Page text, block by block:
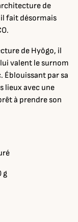
de
fait désormais
de Hyōgo, il
valent le surnom
Éblouissant par sa
lieux avec une
à prendre son
g